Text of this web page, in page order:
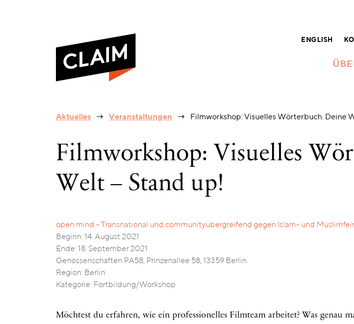
ENGLISH
Aktuelles Veranstaltungen Filmworkshop: Visuelles Wörterbuch. Deine
Filmworkshop: Visuelles
Welt – Stand up!
open mind – Transnational und communityübergreifend gegen Islam- und
Beginn: 14. August 2021
Ende: 18. September 2021
Genossenschaften PA58, Prinzenallee 58, 13359 Berlin
Region: Berlin
Kategorie: Fortbildung/Workshop
Möchtest du erfahren, wie ein professionelles Filmteam arbeitet? Was genau